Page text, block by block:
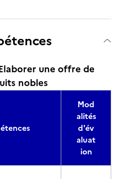
une offre de
nobles
Mod
alités
d'év
aluat
ion